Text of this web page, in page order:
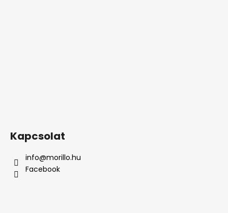
Kapcsolat
info@morillo.hu
Facebook